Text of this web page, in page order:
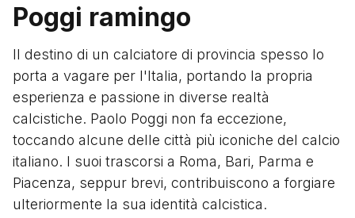
Poggi ramingo
Il destino di un calciatore di provincia spesso lo
porta a vagare per l'Italia, portando la propria
esperienza e passione in diverse realtà
calcistiche. Paolo Poggi non fa eccezione,
toccando alcune delle città più iconiche del calcio
italiano. I suoi trascorsi a Roma, Bari, Parma e
Piacenza, seppur brevi, contribuiscono a forgiare
ulteriormente la sua identità calcistica.